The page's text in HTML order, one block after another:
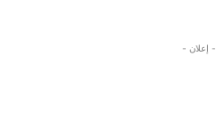
- إعلان -